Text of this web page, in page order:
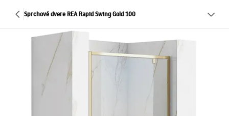
Sprchové dvere REA Rapid Swing Gold 100